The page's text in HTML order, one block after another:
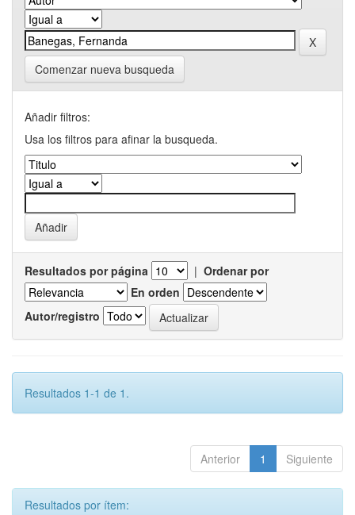
Comenzar nueva busqueda
Añadir filtros:
Usa los filtros para afinar la busqueda.
Resultados por página | Ordenar por
En orden
Autor/registro
Resultados 1-1 de 1.
Anterior 1 Siguiente
Resultados por ítem: